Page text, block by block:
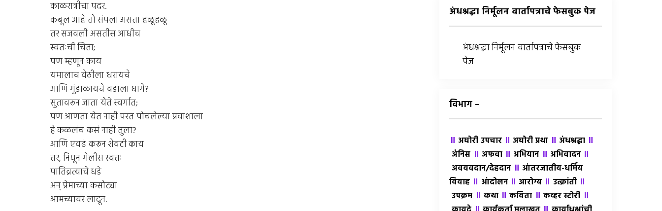
काळरात्रीचा पदर.
कबूल आहे तो संपला असता हळूहळू
तर सजवली असतीस आधीच
स्वतःची चिता;
पण म्हणून काय
यमालाच वेठीला धरायचे
आणि गुंडाळायचे वडाला धागे?
सुतावरून जाता येते स्वर्गात;
पण आणता येत नाही परत पोचलेल्या प्रवाशाला
हे कळलंच कसं नाही तुला?
आणि एवढं करून शेवटी काय
तर, निघून गेलीस स्वतः
पातिव्रत्याचे धडे
अन् प्रेमाच्या कसोट्या
आमच्यावर लादून.
अंधश्रद्धा निर्मूलन वार्तापत्राचे फेसबुक पेज
अंधश्रद्धा निर्मूलन वार्तापत्राचे फेसबुक
पेज
विभाग –
॥ अघोरी उपचार ॥ अघोरी प्रथा ॥ अंधश्रद्धा ॥
अंंनिस ॥ अफवा ॥ अभियान ॥ अभिवादन ॥
अवयवदान/देहदान ॥ आंतरजातीय-धर्मिय
विवाह ॥ आंदोलन ॥ आरोग्य ॥ उत्क्रांती ॥
उपक्रम ॥ कथा ॥कविता ॥कव्हर स्टोरी ॥